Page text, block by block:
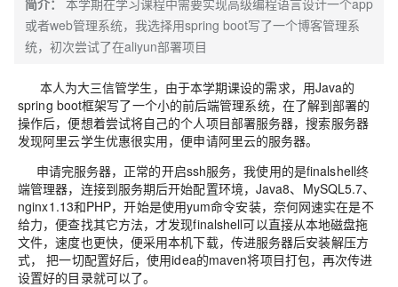
简介：
本学期在学习课程中需要实现高级编程语言设计一个app
或者web管理系统，我选择用spring boot写了一个博客管理系
统，初次尝试了在aliyun部署项目
本人为大三信管学生，由于本学期课设的需求，用Java的
spring boot框架写了一个小的前后端管理系统，在了解到部署的
操作后，便想着尝试将自己的个人项目部署服务器，搜索服务器
发现阿里云学生优惠很实用，便申请阿里云的服务器。
申请完服务器，正常的开启ssh服务，我使用的是finalshell终
端管理器，连接到服务期后开始配置环境，Java8、MySQL5.7、
nginx1.13和PHP，开始是使用yum命令安装，奈何网速实在是不
给力，便查找其它方法，才发现finalshell可以直接从本地磁盘拖
文件，速度也更快，便采用本机下载，传进服务器后安装解压方
式，
把一切配置好后，使用idea的maven将项目打包，再次传进
设置好的目录就可以了。